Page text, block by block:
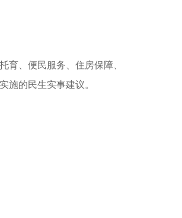
育、便民服务、住房保障、
施的民生实事建议。